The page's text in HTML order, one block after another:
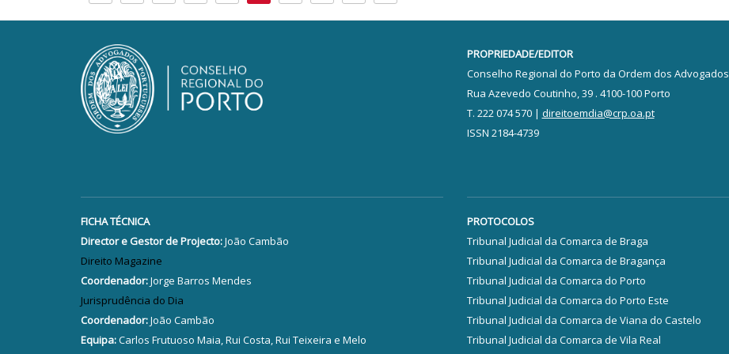
PROPRIEDADE/EDITOR
Conselho Regional do Porto da Ordem dos Advogados
Rua Azevedo Coutinho, 39 . 4100-100 Porto
T. 222 074 570 | direitoemdia@crp.oa.pt
ISSN 2184-4739
FICHA TÉCNICA
Director e Gestor de Projecto:João Cambão
Direito Magazine
Coordenador:Jorge Barros Mendes
Jurisprudência do Dia
Coordenador:João Cambão
Equipa:Carlos Frutuoso Maia, Rui Costa, Rui Teixeira e Melo
PROTOCOLOS
Tribunal Judicial da Comarca de Braga
Tribunal Judicial da Comarca de Bragança
Tribunal Judicial da Comarca do Porto
Tribunal Judicial da Comarca do Porto Este
Tribunal Judicial da Comarca de Viana do Castelo
Tribunal Judicial da Comarca de Vila Real